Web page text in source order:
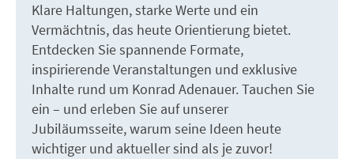
Klare Haltungen, starke Werte und ein
Vermächtnis, das heute Orientierung bietet.
Entdecken Sie spannende Formate,
inspirierende Veranstaltungen und exklusive
Inhalte rund um Konrad Adenauer. Tauchen Sie
ein – und erleben Sie auf unserer
Jubiläumsseite, warum seine Ideen heute
wichtiger und aktueller sind als je zuvor!